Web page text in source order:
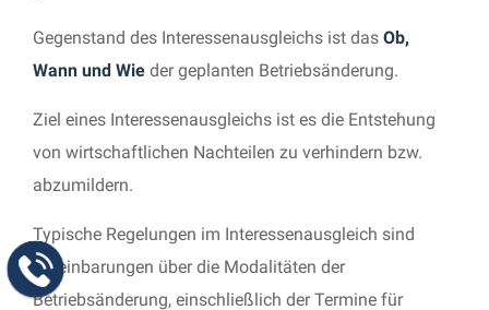
Gegenstand des Interessenausgleichs ist das Ob,
Wann und Wie der geplanten Betriebsänderung.
Ziel eines Interessenausgleichs ist es die Entstehung
von wirtschaftlichen Nachteilen zu verhindern bzw.
abzumildern.
Typische Regelungen im Interessenausgleich sind
Vereinbarungen über die Modalitäten der
Betriebsänderung, einschließlich der Termine für